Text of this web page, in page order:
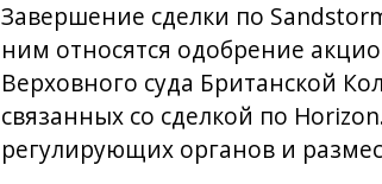
Завершение сделки по
ним относятся одобрение
Верховного суда Британской
связанных со сделкой по
регулирующих органов и